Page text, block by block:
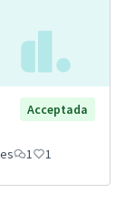
Acceptada
1 1